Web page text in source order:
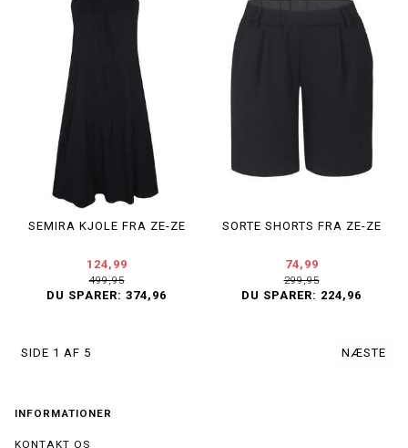
SEMIRA KJOLE FRA ZE-ZE
124,99
499,95
DU SPARER: 374,96
SORTE SHORTS FRA ZE-ZE
74,99
299,95
DU SPARER: 224,96
SIDE 1 AF 5 NÆSTE
INFORMATIONER
KONTAKT OS